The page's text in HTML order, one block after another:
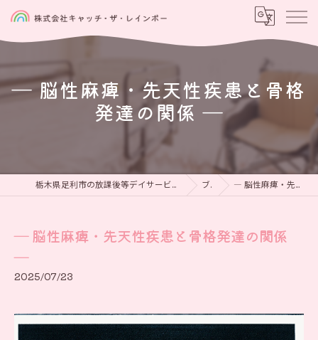
― 脳性麻痺・先天性疾患と骨格
発達の関係 ―
栃木県足利市の放課後等デイサービスなら児童発達支援と放課後等デイサービス 虹をつかもう ブログ ― 脳性麻痺・先天性疾患と骨格発達の関係 ―
― 脳性麻痺・先天性疾患と骨格発達の関係
―
2025/07/23